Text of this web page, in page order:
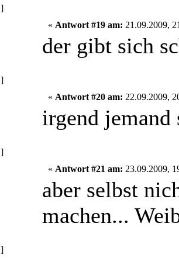
« Antwort #19 am: 21.09.2009,
der gibt sich
« Antwort #20 am: 22.09.2009,
irgend
« Antwort #21 am: 23.09.2009,
aber selbst
machen...